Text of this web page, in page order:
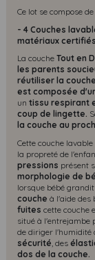
Ce lot se compose de
- 4 Couches
matériaux
La couche Tout en
les parents
réutiliser la
est composée
un tissu respirant
coup de lingette.
la couche au
Cette couche lavable
la propreté de
pressions présent
morphologie de
lorsque bébé
couche à l'aide des
fuites cette couche
situé à l'entrejambe
de diriger
sécurité, des
dos de la couche.